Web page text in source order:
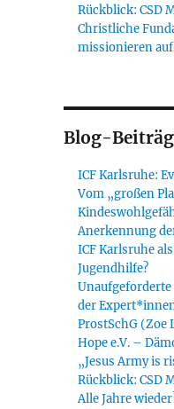
Rückblick: CSD
Christliche
missionieren
Blog-
ICF Karlsruhe:
Vom „großen
Anerkennung
ICF Karlsruhe
Jugendhilfe?
der
ProstSchG (Zoe
Hope e.V. –
„Jesus Army is
Rückblick: CSD
Alle Jahre